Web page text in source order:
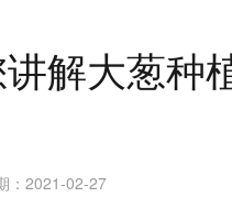
解大葱种
：2021-02-27